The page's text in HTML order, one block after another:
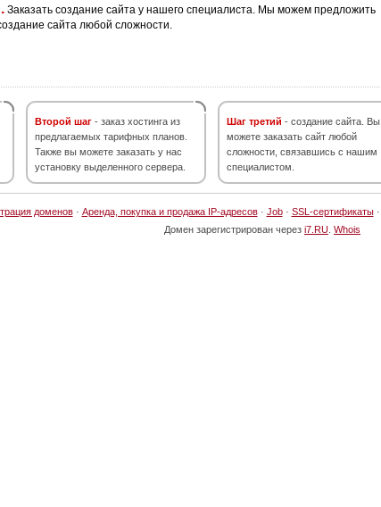
Заказать создание сайта у нашего специалиста. Мы можем предложить
сайта любой сложности.
Второй шаг - заказ хостинга из
предлагаемых тарифных планов.
Также вы можете заказать у нас
установку выделенного сервера.
Шаг третий - создание сайта. Вы
можете заказать сайт любой
сложности, связавшись с нашим
специалистом.
доменов· Аренда, покупка и продажа IP-адресов· Job· SSL-сертификаты·
Домен зарегистрирован через i7.RU Whois